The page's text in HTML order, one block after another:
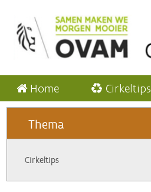
Home Cirkeltips
Thema
Cirkeltips